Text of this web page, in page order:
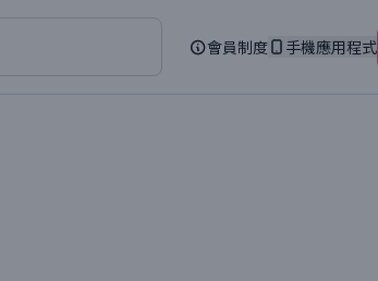
會員制度 手機應用程式